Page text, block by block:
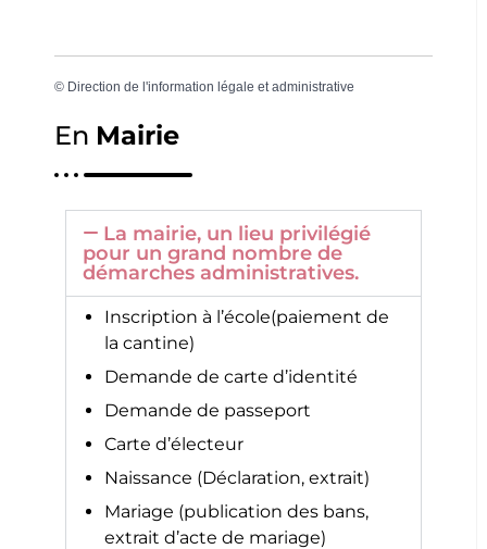
© Direction de l'information légale et administrative
En Mairie
La mairie, un lieu privilégié
pour un grand nombre de
démarches administratives.
Inscription à l’école(paiement de
la cantine)
Demande de carte d’identité
Demande de passeport
Carte d’électeur
Naissance (Déclaration, extrait)
Mariage (publication des bans,
extrait d’acte de mariage)